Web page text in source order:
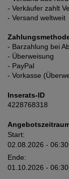
- Verkäufer zahlt
- Versand weltweit
- Barzahlung bei
- Überweisung
- PayPal
- Vorkasse
Inserats-ID
4228768318
Start:
02.08.2026 - 06:30
Ende:
01.10.2026 - 06:30